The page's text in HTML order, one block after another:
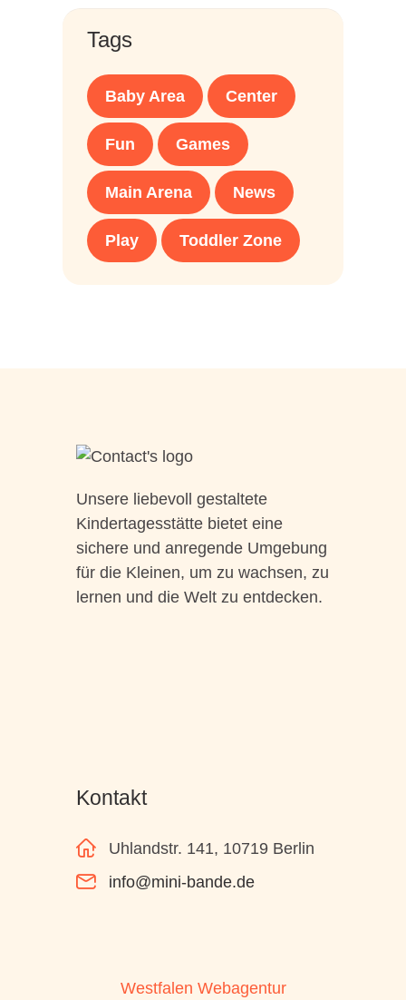
Tags
Baby Area Center
Fun Games
Main Arena News
Play Toddler Zone
Unsere liebevoll gestaltete
Kindertagesstätte bietet eine
sichere und anregende Umgebung
für die Kleinen, um zu wachsen, zu
lernen und die Welt zu entdecken.
Kontakt
Uhlandstr. 141, 10719 Berlin
info@mini-bande.de
Westfalen Webagentur